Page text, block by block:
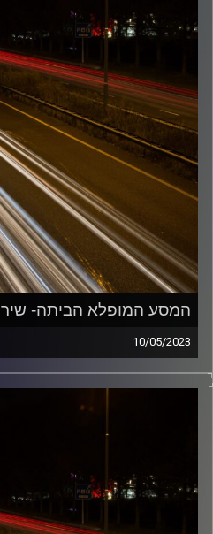
המסע המופלא הביתה-
10/05/2023
מוזיקה שתלווה אותנו אחרי יום
הביתה בשלום עם שיר לבער
קרדיט תמונות: